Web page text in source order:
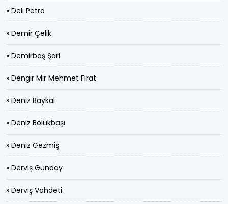
» Deli Petro
» Demir Çelik
» Demirbaş Şarl
» Dengir Mir Mehmet Fırat
» Deniz Baykal
» Deniz Bölükbaşı
» Deniz Gezmiş
» Derviş Günday
» Derviş Vahdeti